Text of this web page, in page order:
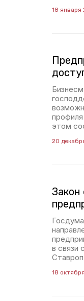
18 января
этом
20
Закон
в связи
18